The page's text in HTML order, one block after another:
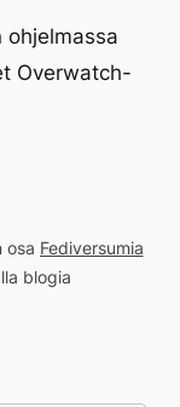
ohjelmassa
Overwatch-
osa Fediversumia
blogia